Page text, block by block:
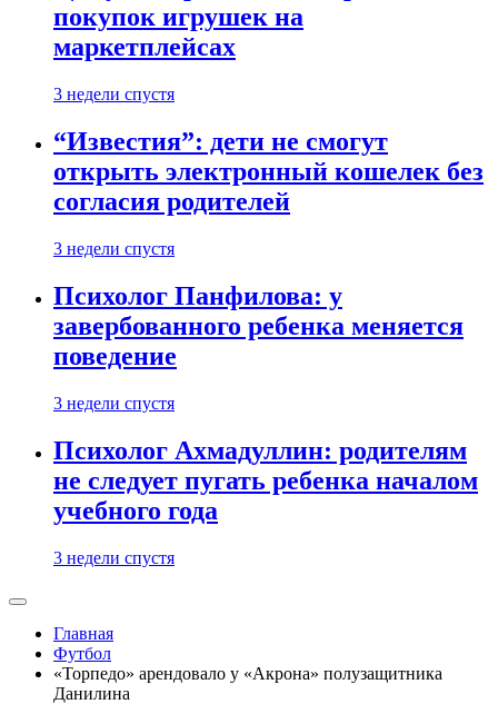
покупок игрушек на
маркетплейсах
3 недели спустя
“Известия”: дети не смогут
открыть электронный кошелек без
согласия родителей
3 недели спустя
Психолог Панфилова: у
завербованного ребенка меняется
поведение
3 недели спустя
Психолог Ахмадуллин: родителям
не следует пугать ребенка началом
учебного года
3 недели спустя
Главная
Футбол
«Торпедо» арендовало у «Акрона» полузащитника
Данилина